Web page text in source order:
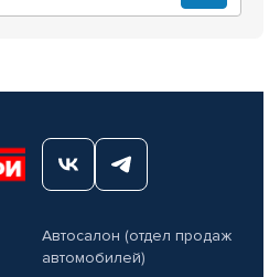
Автосалон (отдел продаж
автомобилей)